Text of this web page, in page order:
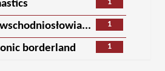
1
1
1
borderland